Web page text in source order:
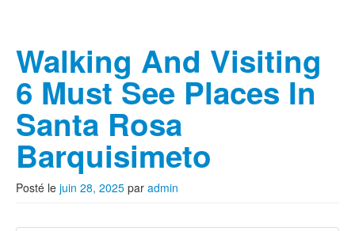
Walking And Visiting
6 Must See Places In
Santa Rosa
Barquisimeto
Posté le juin 28, 2025 par admin